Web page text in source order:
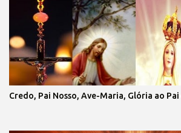
Credo, Pai Nosso, Ave-Maria, Glória ao Pai